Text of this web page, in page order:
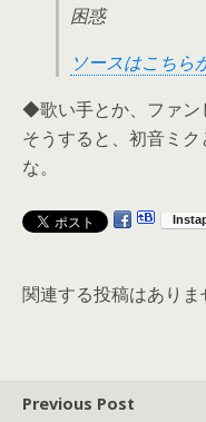
困惑
ソースはこちら
◆歌い手とか、ファン
そうすると、初音ミ
な。
関連する投稿はありま
Previous Post